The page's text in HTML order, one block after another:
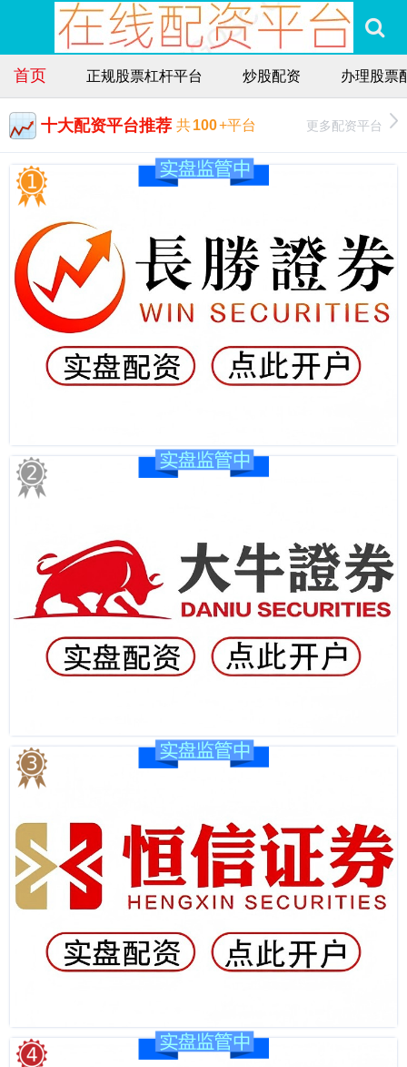
首页 正规股票杠杆平台 炒股配资 办理股票
十大配资平台推荐 共100+平台 更多配资平台